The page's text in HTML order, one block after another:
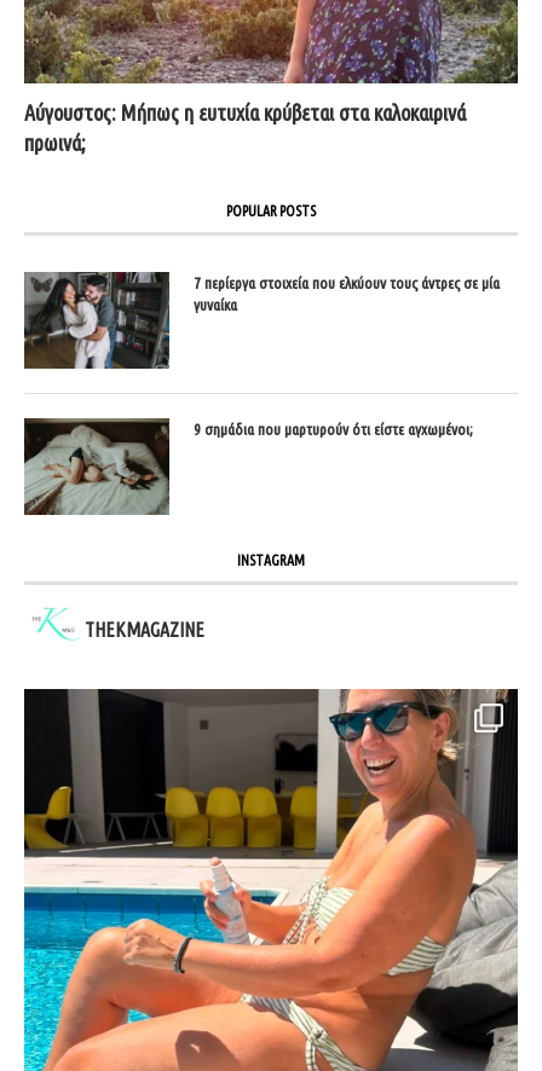
Αύγουστος: Μήπως η ευτυχία κρύβεται στα καλοκαιρινά
πρωινά;
POPULAR POSTS
7 περίεργα στοιχεία που ελκύουν τους άντρες σε μία
γυναίκα
9 σημάδια που μαρτυρούν ότι είστε αγχωμένοι;
INSTAGRAM
THEKMAGAZINE